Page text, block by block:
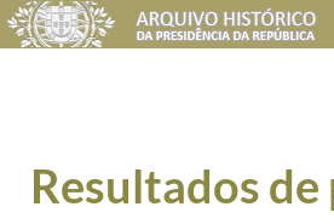
Resultados de